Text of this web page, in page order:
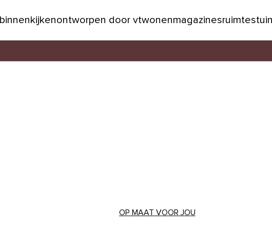
binnenkijkenontworpen door vtwonenmagazinesruimtestuin
OP MAAT VOOR JOU